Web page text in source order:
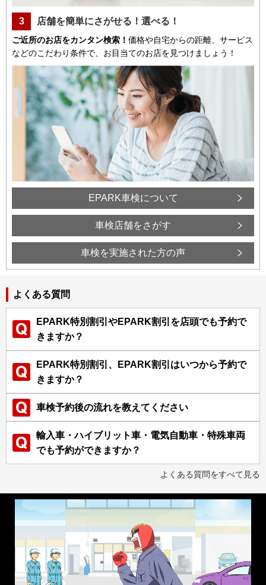
3 店舗を簡単にさがせる！選べる！
ご近所のお店をカンタン検索！ 価格や自宅からの距離、サービス
などのこだわり条件で、お目当てのお店を見つけましょう！
EPARK車検について
車検店舗をさがす
車検を実施された方の声
よくある質問
EPARK特別割引やEPARK割引を店頭でも予約で
きますか？
EPARK特別割引、EPARK割引はいつから予約で
きますか？
車検予約後の流れを教えてください
輸入車・ハイブリット車・電気自動車・特殊車両
でも予約ができますか？
よくある質問をすべて見る